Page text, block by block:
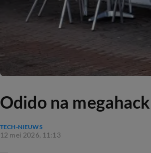
Odido na
TECH-NIEUWS
12 mei 2026, 11:13